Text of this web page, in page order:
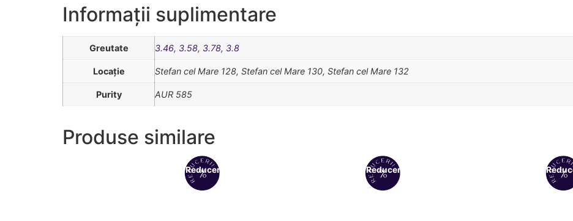
Informații suplimentare
Greutate 3.46, 3.58, 3.78, 3.8
Locație Stefan cel Mare 128, Stefan cel Mare 130, Stefan cel Mare 132
Purity AUR 585
Produse similare
Reduceri! Reduceri!